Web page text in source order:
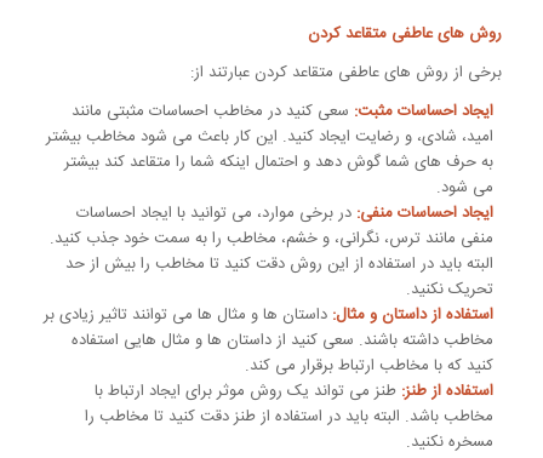
روش های عاطفی متقاعد کردن
برخی از روش های عاطفی متقاعد کردن عبارتند از:
ایجاد احساسات مثبت: سعی کنید در مخاطب احساسات مثبتی مانند
امید، شادی، و رضایت ایجاد کنید. این کار باعث می شود مخاطب بیشتر
به حرف های شما گوش دهد و احتمال اینکه شما را متقاعد کند بیشتر
می شود.
ایجاد احساسات منفی: در برخی موارد، می توانید با ایجاد احساسات
منفی مانند ترس، نگرانی، و خشم، مخاطب را به سمت خود جذب کنید.
البته باید در استفاده از این روش دقت کنید تا مخاطب را بیش از حد
تحریک نکنید.
استفاده از داستان و مثال: داستان ها و مثال ها می توانند تاثیر زیادی بر
مخاطب داشته باشند. سعی کنید از داستان ها و مثال هایی استفاده
کنید که با مخاطب ارتباط برقرار می کند.
استفاده از طنز: طنز می تواند یک روش موثر برای ایجاد ارتباط با
مخاطب باشد. البته باید در استفاده از طنز دقت کنید تا مخاطب را
مسخره نکنید.